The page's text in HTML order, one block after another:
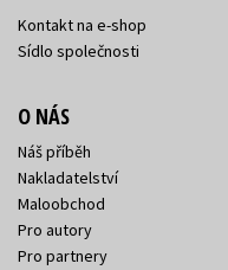
Kontakt na e-shop
Sídlo společnosti
O NÁS
Náš příběh
Nakladatelství
Maloobchod
Pro autory
Pro partnery